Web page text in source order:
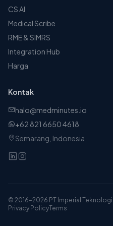
CS AI
Medical Scribe
RME & SIMRS
Integration Hub
Harga
Kontak
halo@medminutes.io
+62 821 6650 4618
Semarang, Indonesia
© 2016–2026 PT Imperial
Privacy PolicyTerms